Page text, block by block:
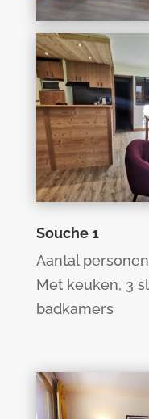
Souche 9
Aantal
Met een
een eigen
balkon.
Souche 1
Aantal
Met keuken, 3
badkamers